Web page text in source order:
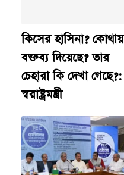
কিসের হাসিনা? কোথায়
বক্তব্য দিয়েছে? তার
চেহারা কি দেখা গেছে?:
স্বরাষ্ট্রমন্ত্রী